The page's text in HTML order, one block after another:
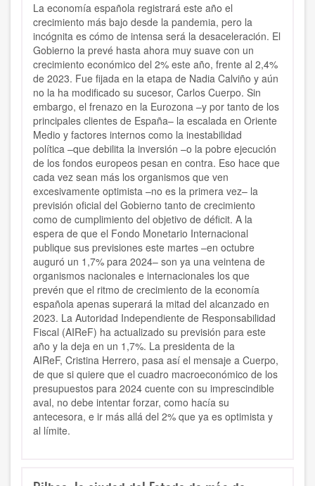
La economía española registrará este año el
crecimiento más bajo desde la pandemia, pero la
incógnita es cómo de intensa será la desaceleración. El
Gobierno la prevé hasta ahora muy suave con un
crecimiento económico del 2% este año, frente al 2,4%
de 2023. Fue fijada en la etapa de Nadia Calviño y aún
no la ha modificado su sucesor, Carlos Cuerpo. Sin
embargo, el frenazo en la Eurozona –y por tanto de los
principales clientes de España– la escalada en Oriente
Medio y factores internos como la inestabilidad
política –que debilita la inversión –o la pobre ejecución
de los fondos europeos pesan en contra. Eso hace que
cada vez sean más los organismos que ven
excesivamente optimista –no es la primera vez– la
previsión oficial del Gobierno tanto de crecimiento
como de cumplimiento del objetivo de déficit. A la
espera de que el Fondo Monetario Internacional
publique sus previsiones este martes –en octubre
auguró un 1,7% para 2024– son ya una veintena de
organismos nacionales e internacionales los que
prevén que el ritmo de crecimiento de la economía
española apenas superará la mitad del alcanzado en
2023. La Autoridad Independiente de Responsabilidad
Fiscal (AIReF) ha actualizado su previsión para este
año y la deja en un 1,7%. La presidenta de la
AIReF, Cristina Herrero, pasa así el mensaje a Cuerpo,
de que si quiere que el cuadro macroeconómico de los
presupuestos para 2024 cuente con su imprescindible
aval, no debe intentar forzar, como hacía su
antecesora, e ir más allá del 2% que ya es optimista y
al límite.